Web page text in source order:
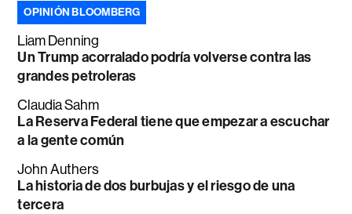
OPINIÓN BLOOMBERG
Liam Denning
Un Trump acorralado podría volverse contra las
grandes petroleras
Claudia Sahm
La Reserva Federal tiene que empezar a escuchar
a la gente común
John Authers
La historia de dos burbujas y el riesgo de una
tercera